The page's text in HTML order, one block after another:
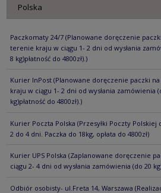
Paczkomaty 24/7 (Planowane doręczenie
terenie kraju w ciągu 1- 2 dni od wysłania
8 kg)płatność do 4800zł).)
Kurier InPost (Planowane doręczenie paczki
kraju w ciągu 1- 2 dni od wysłania zamówienia
kg)płatność do 4800zł).)
Kurier Poczta Polska (Przesyłki Poczty Polskiej
2 do 4 dni. Paczka do 18kg, opłata do 4800zł)
Kurier UPS Polska (Zaplanowane doręczenie
ciągu 2- 4 dni od wysłania zamówienia (do 20
Odbiór osobisty- ul.Freta 14, Warszawa